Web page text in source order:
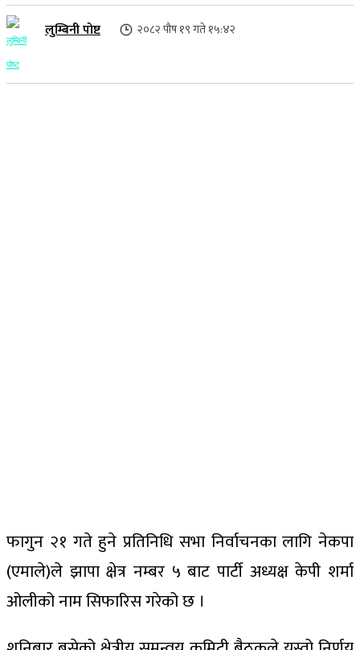
लुम्बिनी पोष्ट २०८२ पौष १९ गते १५:४२
फागुन २१ गते हुने प्रतिनिधि सभा निर्वाचनका लागि नेकपा
(एमाले)ले झापा क्षेत्र नम्बर ५ बाट पार्टी अध्यक्ष केपी शर्मा
ओलीको नाम सिफारिस गरेको छ ।